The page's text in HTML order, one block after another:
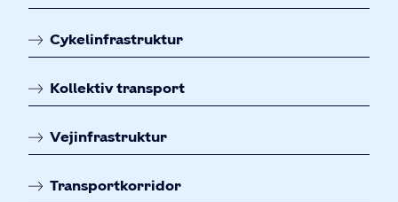
Cykelinfrastruktur
Kollektiv transport
Vejinfrastruktur
Transportkorridor